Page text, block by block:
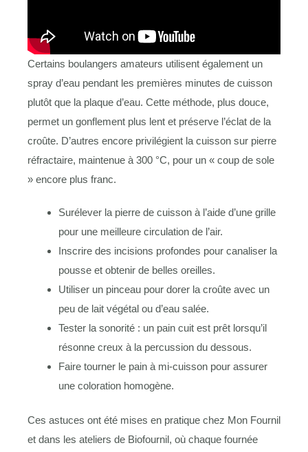
Certains boulangers amateurs utilisent également un
spray d’eau pendant les premières minutes de cuisson
plutôt que la plaque d’eau. Cette méthode, plus douce,
permet un gonflement plus lent et préserve l’éclat de la
croûte. D’autres encore privilégient la cuisson sur pierre
réfractaire, maintenue à 300 °C, pour un « coup de sole
» encore plus franc.
Surélever la pierre de cuisson à l’aide d’une grille
pour une meilleure circulation de l’air.
Inscrire des incisions profondes pour canaliser la
pousse et obtenir de belles oreilles.
Utiliser un pinceau pour dorer la croûte avec un
peu de lait végétal ou d’eau salée.
Tester la sonorité : un pain cuit est prêt lorsqu’il
résonne creux à la percussion du dessous.
Faire tourner le pain à mi-cuisson pour assurer
une coloration homogène.
Ces astuces ont été mises en pratique chez Mon Fournil
et dans les ateliers de Biofournil, où chaque fournée